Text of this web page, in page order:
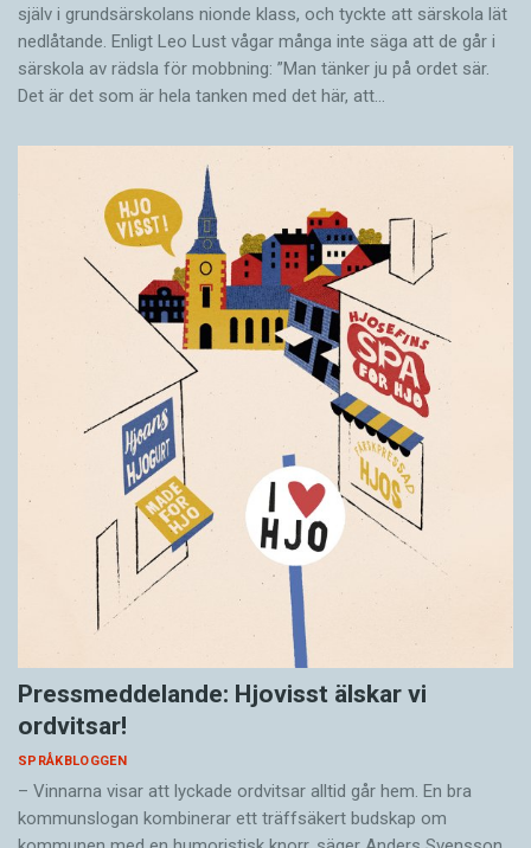
själv i grundsärskolans nionde klass, och tyckte att särskola lät
nedlåtande. Enligt Leo Lust vågar många inte säga att de går i
särskola av rädsla för mobbning: ”Man tänker ju på ordet sär.
Det är det som är hela tanken med det här, att…
Pressmeddelande: Hjovisst älskar vi
ordvitsar!
SPRÅKBLOGGEN
– Vinnarna visar att lyckade ordvitsar alltid går hem. En bra
kommunslogan kombinerar ett träffsäkert budskap om